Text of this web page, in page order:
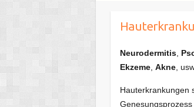
Neurodermitis,
Ekzeme,Akne,
Hauterkrankungen